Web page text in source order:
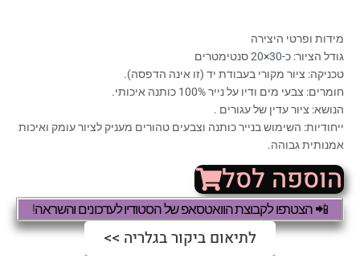
מידות ופרטי היצירה
גודל הציור: כ-30×20 סנטימטרים
טכניקה: ציור מקורי בעבודת יד (זו אינה הדפסה).
חומרים: צבעי מים ודיו על נייר 100% כותנה איכותי.
הנושא: ציור עדין של עגורים .
ייחודיות: השימוש בנייר כותנה וצבעים טהורים מעניק לציור עומק ואיכות
אמנותית גבוהה.
הוספה לסל
📲 הצטרפו לקבוצת הוואטסאפ של הסטודיו לעדכונים והשראה!
לתיאום ביקור בגלריה >>